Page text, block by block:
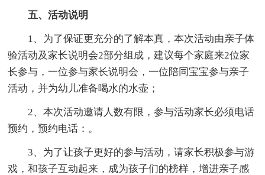
五、活动说明
1、为了保证更充分的了解本真，本次活动由亲子体
验活动及家长说明会2部分组成，建议每个家庭来2位家
长参与，一位参与家长说明会，一位陪同宝宝参与亲子
活动，并为幼儿准备喝水的水壶；
2、本次活动邀请人数有限，参与活动家长必须电话
预约，预约电话：。
3、为了让孩子更好的参与活动，请家长积极参与游
戏，和孩子互动起来，成为孩子们的榜样，增进亲子感